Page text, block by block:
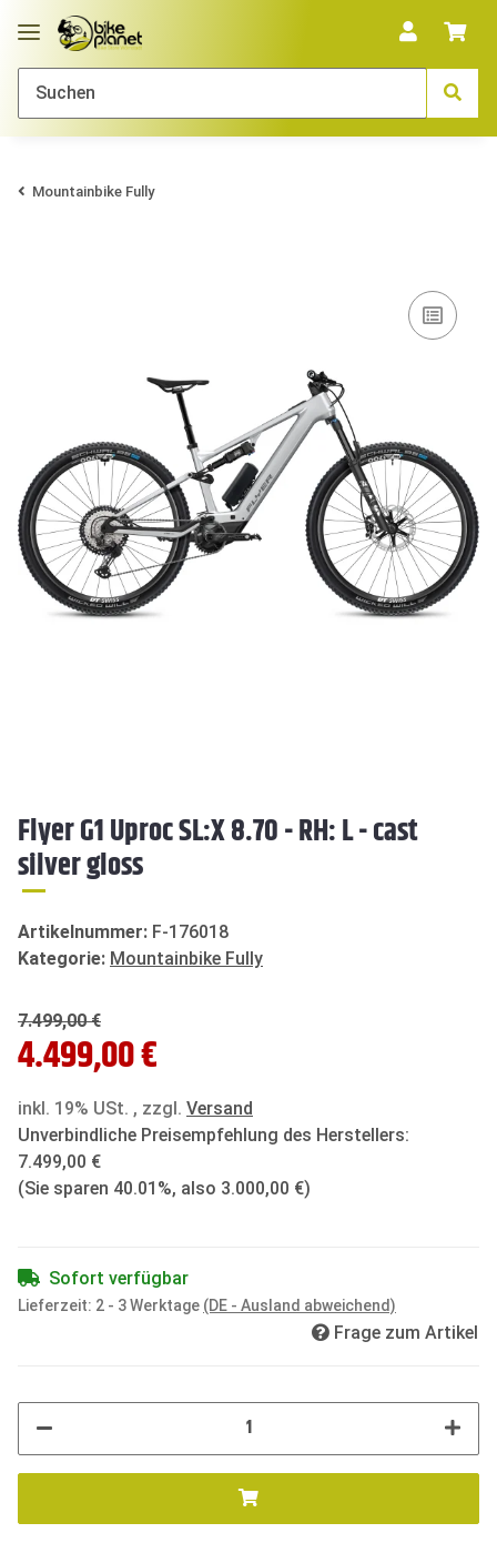
Mountainbike Fully
Flyer G1 Uproc SL:X 8.70 - RH: L - cast
silver gloss
Artikelnummer: F-176018
Kategorie: Mountainbike Fully
7.499,00 €
4.499,00 €
inkl. 19% USt. , zzgl. Versand
Unverbindliche Preisempfehlung des Herstellers:
7.499,00 €
(Sie sparen 40.01%, also 3.000,00 €)
Sofort verfügbar
Lieferzeit: 2 - 3 Werktage (DE - Ausland abweichend)
Frage zum Artikel